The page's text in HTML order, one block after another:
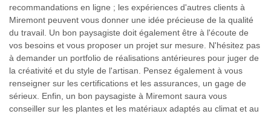
recommandations en ligne ; les expériences d'autres clients à
Miremont peuvent vous donner une idée précieuse de la qualité
du travail. Un bon paysagiste doit également être à l'écoute de
vos besoins et vous proposer un projet sur mesure. N'hésitez pas
à demander un portfolio de réalisations antérieures pour juger de
la créativité et du style de l'artisan. Pensez également à vous
renseigner sur les certifications et les assurances, un gage de
sérieux. Enfin, un bon paysagiste à Miremont saura vous
conseiller sur les plantes et les matériaux adaptés au climat et au